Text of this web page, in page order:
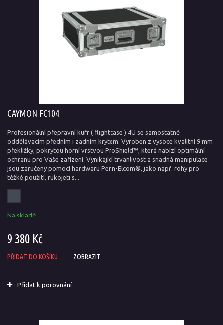
CAYMON FC104
Profesionální přepravní kufr ( flightcase ) 4U se samostatně
oddělávacím předním i zadním krytem. Vyroben z vysoce kvalitní 9 mm
překližky, pokrytou horní vrstvou ProShield™, která nabízí optimální
ochranu pro Vaše zařízení. Vynikající trvanlivost a snadná manipulace
jsou zaručeny pomocí hardwaru Penn-Elcom®, jako např. rohy pro
těžké použití, rukojeti s...
Na skladě
9 380 Kč
PŘIDAT DO KOŠÍKU ZOBRAZIT
Přidat k porovnání